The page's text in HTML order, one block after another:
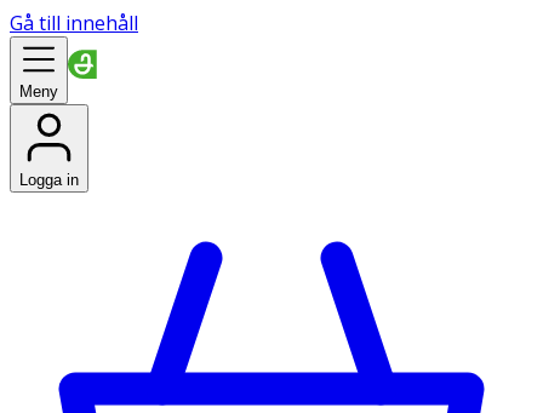
Gå till innehåll
Meny
Logga in